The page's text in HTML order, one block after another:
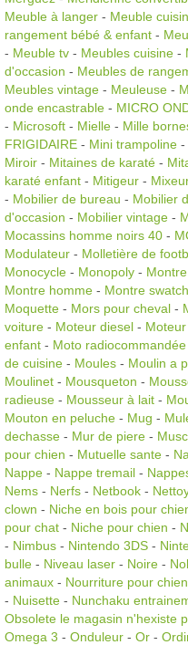
Meuble à langer - Meuble
rangement bébé & enfant -
- Meuble tv - Meubles cuisine -
d'occasion - Meubles de
Meubles vintage - Meuleuse -
onde encastrable - MICRO
- Microsoft - Mielle - Mille
FRIGIDAIRE - Mini trampoline -
Miroir - Mitaines de karaté -
karaté enfant - Mitigeur -
- Mobilier de bureau - Mobilier
d'occasion - Mobilier vintage -
Mocassins homme noirs 40 -
Modulateur - Molletière de
Monocycle - Monopoly - Montre
Montre homme - Montre
Moquette - Mors pour cheval -
voiture - Moteur diesel -
enfant - Moto radiocommandée
de cuisine - Moules - Moulin a
Moulinet - Mousqueton -
radieuse - Mousseur à lait -
Mouton en peluche - Mug -
dechasse - Mur de piere -
pour chien - Mutuelle sante -
Nappe - Nappe tremail -
Nems - Nerfs - Netbook -
clown - Niche en bois pour
pour chat - Niche pour chien -
- Nimbus - Nintendo 3DS -
bulle - Niveau laser - Noire -
animaux - Nourriture pour
- Nuisette - Nunchaku
Obsolete le magasin n'hexiste
Omega 3 - Onduleur - Or -